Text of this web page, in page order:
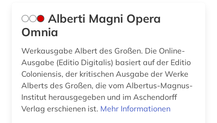
fachinformationsdienst (1)
fachportal (1)
fachzeitschrift (1)
feuerbach (1)
Alberti Magni Opera
Omnia
Werkausgabe Albert des Großen. Die Online-
Ausgabe (Editio Digitalis) basiert auf der Editio
Coloniensis, der kritischen Ausgabe der Werke
Alberts des Großen, die vom Albertus-Magnus-
Institut herausgegeben und im Aschendorff
Verlag erschienen ist. Mehr Informationen